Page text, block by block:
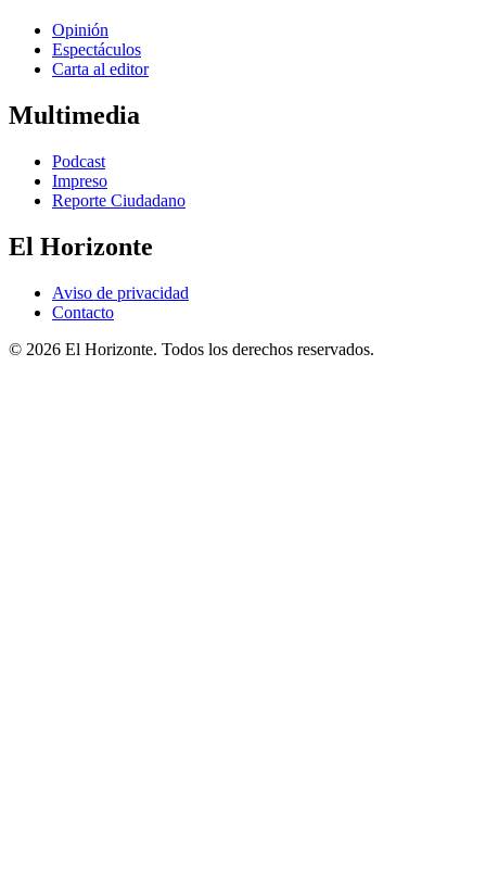
Opinión
Espectáculos
Carta al editor
Multimedia
Podcast
Impreso
Reporte Ciudadano
El Horizonte
Aviso de privacidad
Contacto
© 2026 El Horizonte. Todos los derechos reservados.